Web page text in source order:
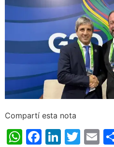
Compartí esta nota
WhatsApp
Facebook